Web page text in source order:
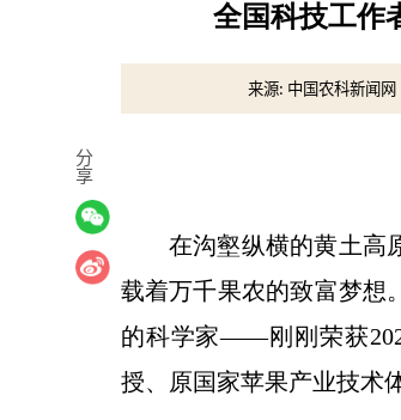
全国科技工作
来源: 中国农科新闻网
在沟壑纵横的黄土高
载着万千果农的致富梦想
的科学家——刚刚荣获
授、原国家苹果产业技术
分
享